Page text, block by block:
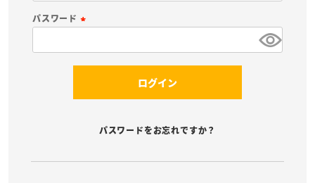
須
パスワード
ログイン
パスワードをお忘れですか？